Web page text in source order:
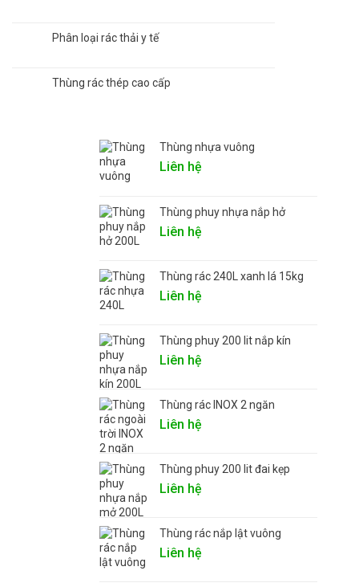
Phân loại rác thải y tế
Thùng rác thép cao cấp
Thùng nhựa vuông
Liên hệ
Thùng phuy nhựa nắp hở
Liên hệ
Thùng rác 240L xanh lá 15kg
Liên hệ
Thùng phuy 200 lit nắp kín
Liên hệ
Thùng rác INOX 2 ngăn
Liên hệ
Thùng phuy 200 lit đai kẹp
Liên hệ
Thùng rác nắp lật vuông
Liên hệ